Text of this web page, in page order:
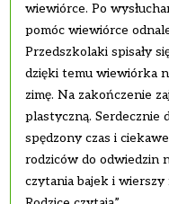
wiewiórce. Po
pomóc wiewiórce
Przedszkolaki spisały
dzięki temu wiewiórka
zimę. Na zakończenie
plastyczną. Serdecznie
spędzony czas i
rodziców do odwiedzin
czytania bajek i wierszy